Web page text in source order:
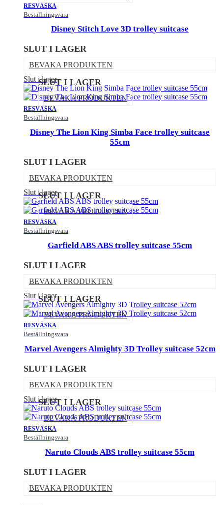
RESVÄSKA
Beställningsvara
Disney Stitch Love 3D trolley suitcase
SLUT I LAGER
BEVAKA PRODUKTEN
Slut i lager
RESVÄSKA
Beställningsvara
SLUT I LAGER
BEVAKA PRODUKTEN
Disney The Lion King Simba Face trolley suitcase
55cm
SLUT I LAGER
BEVAKA PRODUKTEN
Slut i lager
RESVÄSKA
Beställningsvara
SLUT I LAGER
BEVAKA PRODUKTEN
Garfield ABS ABS trolley suitcase 55cm
SLUT I LAGER
BEVAKA PRODUKTEN
Slut i lager
RESVÄSKA
Beställningsvara
SLUT I LAGER
BEVAKA PRODUKTEN
Marvel Avengers Almighty 3D Trolley suitcase 52cm
SLUT I LAGER
BEVAKA PRODUKTEN
Slut i lager
RESVÄSKA
Beställningsvara
SLUT I LAGER
BEVAKA PRODUKTEN
Naruto Clouds ABS trolley suitcase 55cm
SLUT I LAGER
BEVAKA PRODUKTEN